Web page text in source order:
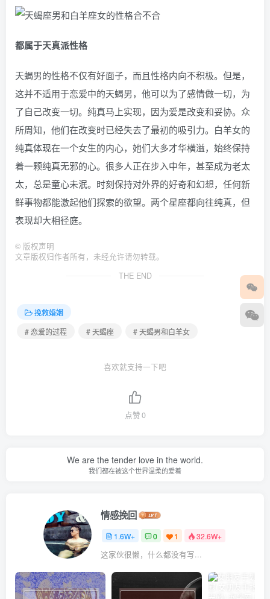
都属于天真派性格
天蝎男的性格不仅有好面子，而且性格内向不积极。但是，
这并不适用于恋爱中的天蝎男，他可以为了感情做一切，为
了自己改变一切。纯真马上实现，因为爱是改变和妥协。众
所周知，他们在改变时已经失去了最初的吸引力。白羊女的
纯真体现在一个女生的内心，她们大多才华横溢，始终保持
着一颗纯真无邪的心。很多人正在步入中年，甚至成为老太
太，总是童心未泯。时刻保持对外界的好奇和幻想，任何新
鲜事物都能激起他们探索的欲望。两个星座都向往纯真，但
表现却大相径庭。
© 版权声明
文章版权归作者所有，未经允许请勿转载。
THE END
挽救婚姻
# 恋爱的过程
# 天蝎座 # 天蝎男和白羊女
喜欢就支持一下吧
点赞0
We are the tender love in the world.
我们都在被这个世界温柔的爱着
情感挽回
1.6W+ 0 1 32.6W+
这家伙很懒，什么都没有写...